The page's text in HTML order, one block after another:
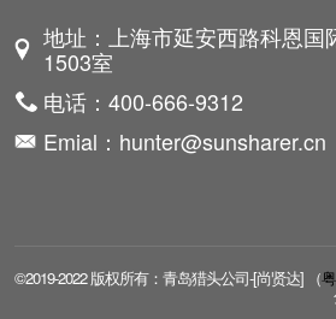
地址：上海市延安西路科恩国
1503室
电话：400-666-9312
Emial：hunter@sunsharer.cn
©2019-2022 版权所有：青岛猎头公司-[尚贤达] （